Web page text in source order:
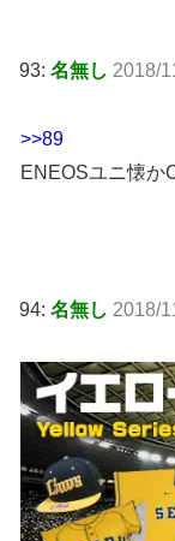
93: 名無し 2018/
>>89
ENEOSユニ懐か
94: 名無し 2018/